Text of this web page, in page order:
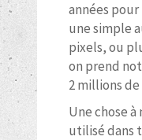
années
une simple
pixels, ou
on prend
2 millions
Une chose
utilisé dans